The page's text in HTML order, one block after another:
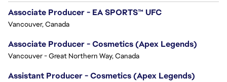
Associate Producer - EA SPORTS™ UFC
Vancouver, Canada
Associate Producer - Cosmetics (Apex Legends)
Vancouver - Great Northern Way, Canada
Assistant Producer - Cosmetics (Apex Legends)